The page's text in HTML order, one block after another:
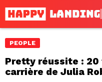
PEOPLE
Pretty réussite : 20
carrière de Julia